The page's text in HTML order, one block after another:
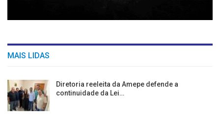
MAIS LIDAS
Diretoria reeleita da Amepe defende a
continuidade da Lei…